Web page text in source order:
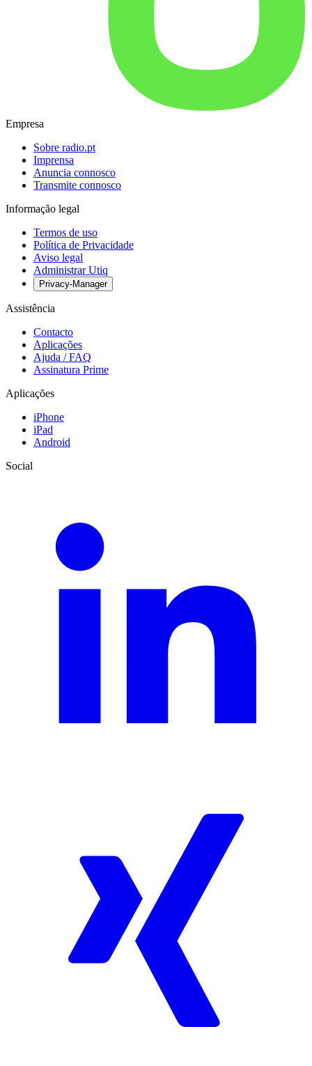
Empresa
Sobre radio.pt
Imprensa
Anuncia connosco
Transmite connosco
Informação legal
Termos de uso
Política de Privacidade
Aviso legal
Administrar Utiq
Privacy-Manager
Assistência
Contacto
Aplicações
Ajuda / FAQ
Assinatura Prime
Aplicações
iPhone
iPad
Android
Social